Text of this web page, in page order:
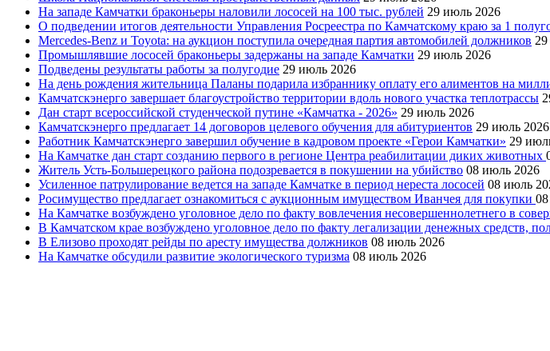
На западе Камчатки браконьеры наловили лососей на 100 тыс. рублей 29 июль 2026
О подведении итогов деятельности Управления Росреестра по Камчатскому краю за 1
Mercedes-Benz и Toyota: на аукцион поступила очередная партия автомобилей должников
Промышлявшие лососей браконьеры задержаны на западе Камчатки 29 июль 2026
Подведены результаты работы за полугодие 29 июль 2026
На день рождения жительница Паланы подарила избраннику оплату его алиментов на
Камчатскэнерго завершает благоустройство территории вдоль нового участка теплотрассы
Дан старт всероссийской студенческой путине «Камчатка - 2026» 29 июль 2026
Камчатскэнерго предлагает 14 договоров целевого обучения для абитуриентов 29 июль 2026
Работник Камчатскэнерго завершил обучение в кадровом проекте «Герои Камчатки» 29
На Камчатке дан старт созданию первого в регионе Центра реабилитации диких животных
Житель Усть-Большерецкого района подозревается в покушении на убийство 08 июль 2026
Усиленное патрулирование ведется на западе Камчатке в период нереста лососей 08 июль
Росимущество предлагает ознакомиться с аукционным имуществом Иванчея для покупки
На Камчатке возбуждено уголовное дело по факту вовлечения несовершеннолетнего в
В Камчатском крае возбуждено уголовное дело по факту легализации денежных средств,
В Елизово проходят рейды по аресту имущества должников 08 июль 2026
На Камчатке обсудили развитие экологического туризма 08 июль 2026